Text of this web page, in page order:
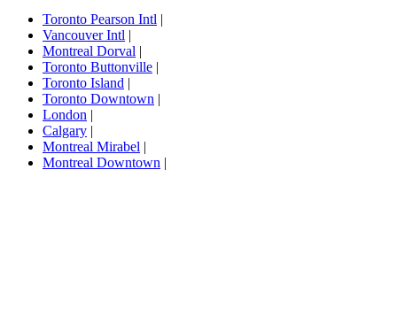
Toronto Pearson Intl |
Vancouver Intl |
Montreal Dorval |
Toronto Buttonville |
Toronto Island |
Toronto Downtown |
London |
Calgary |
Montreal Mirabel |
Montreal Downtown |